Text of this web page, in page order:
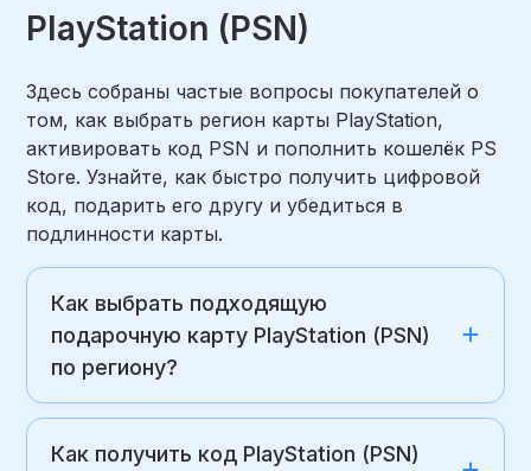
PlayStation (PSN)
Здесь собраны частые вопросы покупателей о
том, как выбрать регион карты PlayStation,
активировать код PSN и пополнить кошелёк PS
Store. Узнайте, как быстро получить цифровой
код, подарить его другу и убедиться в
подлинности карты.
Как выбрать подходящую
подарочную карту PlayStation (PSN)
по региону?
Как получить код PlayStation (PSN)